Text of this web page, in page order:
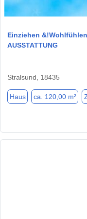
Einziehen
AUSSTATTUNG
Stralsund, 18435
Haus ca. 120,00 m²